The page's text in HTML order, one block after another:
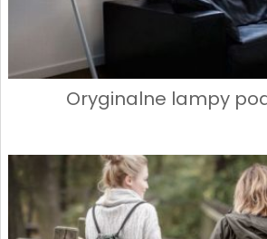
Oryginalne lampy